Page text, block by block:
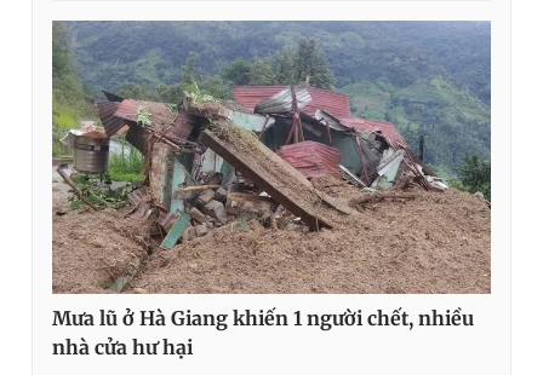
Mưa lũ ở Hà Giang khiến 1 người chết, nhiều
nhà cửa hư hại